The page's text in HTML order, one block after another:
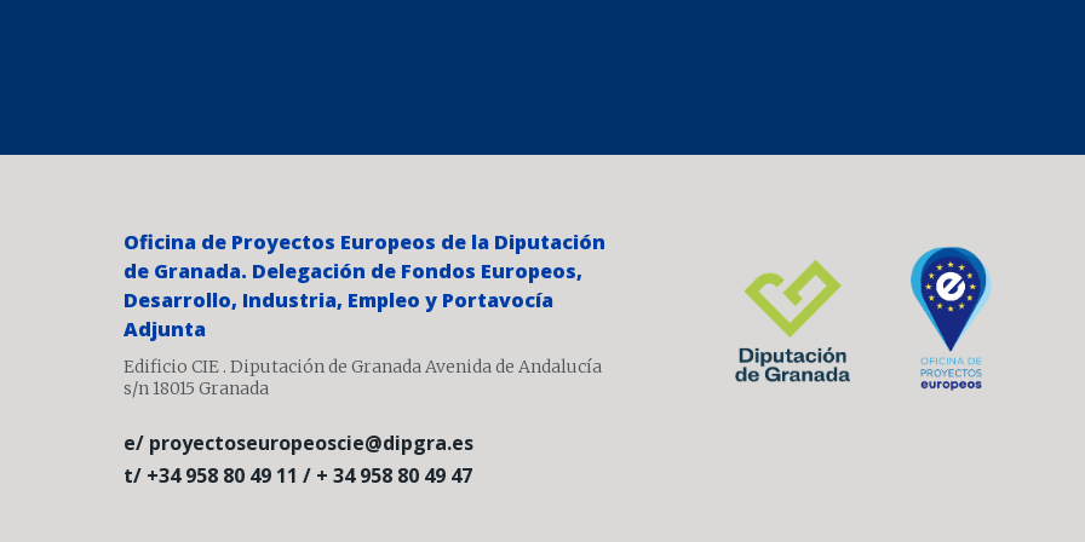
Oficina de Proyectos Europeos de la Diputación
de Granada. Delegación de Fondos Europeos,
Desarrollo, Industria, Empleo y Portavocía
Adjunta
Edificio CIE . Diputación de Granada Avenida de Andalucía
s/n 18015 Granada
e/ proyectoseuropeoscie@dipgra.es
t/ +34 958 80 49 11 / + 34 958 80 49 47